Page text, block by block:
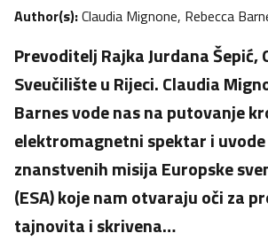
Author(s):Claudia Mignone, Rebecca
Prevoditelj Rajka Jurdana Šepić,
Sveučilište u Rijeci. Claudia
Barnes vode nas na putovanje
elektromagnetni spektar i
znanstvenih misija Europske
(ESA) koje nam otvaraju oči za
tajnovita i skrivena…